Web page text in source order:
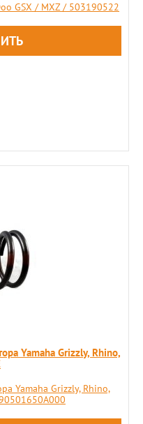
GSX / MXZ / 503190522
Yamaha Grizzly, Rhino,
Yamaha Grizzly, Rhino,